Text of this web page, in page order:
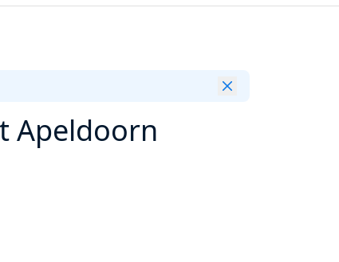
Apeldoorn